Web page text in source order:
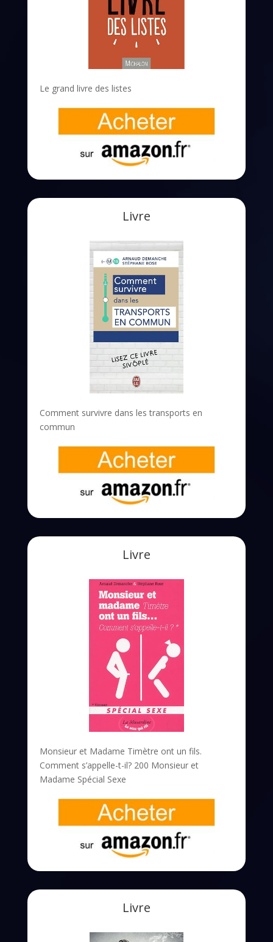
Le grand livre des listes
Livre
Comment survivre dans les transports en
commun
Livre
Monsieur et Madame Timètre ont un fils.
Comment s’appelle-t-il? 200 Monsieur et
Madame Spécial Sexe
Livre